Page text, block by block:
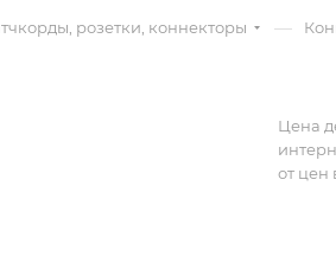
розетки, коннекторы —
Цена
от цен